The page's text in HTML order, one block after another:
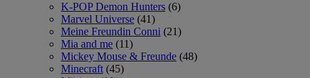
K-POP Demon Hunters (6)
Marvel Universe (41)
Meine Freundin Conni (21)
Mia and me (11)
Mickey Mouse & Freunde (48)
Minecraft (45)